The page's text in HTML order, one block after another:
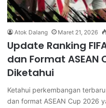
Atok Dalang Maret 21, 2026
Update Ranking
dan Format ASEAN
Diketahui
Ketahui perkembangan
dan format ASEAN Cup 2026